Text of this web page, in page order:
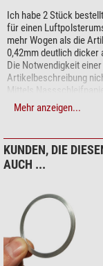
Ich habe 2 Stück
für einen
mehr Wogen als die
0,42mm deutlich dicker
Die Notwendigkeit
Artikelbeschreibung
Mittels
Dicke erreicht werden.
Schreiben Sie Ihre
Produkt?Bitte
Ihre
Mehr anzeigen...
KUNDEN, DIE
AUCH ...